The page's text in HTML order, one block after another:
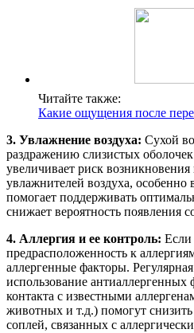
Читайте также:
Какие ощущения после
3. Увлажнение воздуха: Сухой
раздражению слизистых
увеличивает риск
увлажнителей воздуха, особенно
помогает поддерживать
снижает вероятность появления
4. Аллергия и ее контроль: Если
предрасположенность к
аллергенные факторы.
использование антиаллергенных
контакта с известными
животных и т.д.) помогут
соплей, связанных с